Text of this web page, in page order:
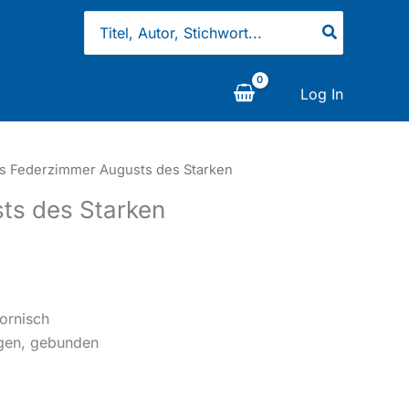
for:
Log In
Federzimmer Augusts des Starken
des Starken
gebunden